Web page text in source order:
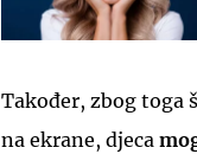
Također, zbog toga
na ekrane, djeca